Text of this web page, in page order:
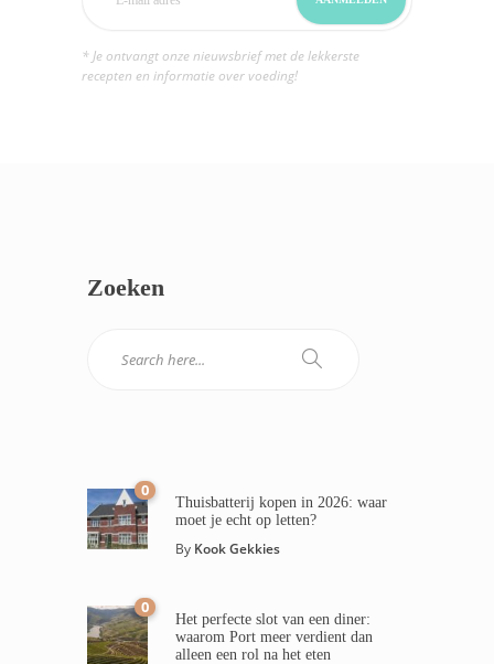
* Je ontvangt onze nieuwsbrief met de lekkerste
recepten en informatie over voeding!
Zoeken
0
Thuisbatterij kopen in 2026: waar
moet je echt op letten?
By Kook Gekkies
0
Het perfecte slot van een diner:
waarom Port meer verdient dan
alleen een rol na het eten